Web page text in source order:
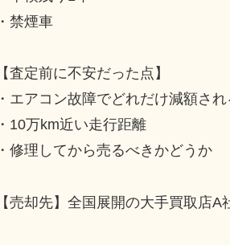
・禁煙車
【査定前に不安だった点】
・エアコン故障でどれだけ減額さ
・10万km近い走行距離
・修理してから売るべきかどうか
【売却先】全国展開の大手買取店A